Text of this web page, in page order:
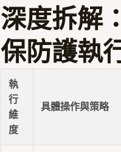
深度拆解
保防護執
執
行
維
度
具體操作與策略